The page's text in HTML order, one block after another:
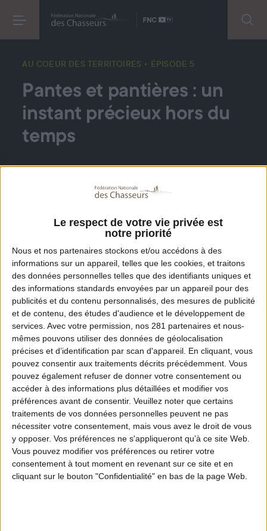
Le respect de votre vie privée est
notre priorité
Nous et nos partenaires stockons et/ou accédons à des
informations sur un appareil, telles que les cookies, et traitons
des données personnelles telles que des identifiants uniques et
des informations standards envoyées par un appareil pour des
publicités et du contenu personnalisés, des mesures de publicité
et de contenu, des études d'audience et le développement de
services. Avec votre permission, nos 281 partenaires et nous-
mêmes pouvons utiliser des données de géolocalisation
précises et d’identification par scan d'appareil. En cliquant, vous
pouvez consentir aux traitements décrits précédemment. Vous
pouvez également refuser de donner votre consentement ou
accéder à des informations plus détaillées et modifier vos
préférences avant de consentir. Veuillez noter que certains
traitements de vos données personnelles peuvent ne pas
nécessiter votre consentement, mais vous avez le droit de vous
y opposer. Vos préférences ne s'appliqueront qu’à ce site Web.
Vous pouvez modifier vos préférences ou retirer votre
consentement à tout moment en revenant sur ce site et en
cliquant sur le bouton "Confidentialité" en bas de la page Web.
AU COEUR DES TERRITOIRES • ÉPISODE 5
Pantes et pantières : un
instant précieux hors du
temps
Techniques 100% sélectives, collectives,
minutieuses et encadrées, pratiquées dans le
verticaux - et les pantes - chasse aux filets
horizontaux - reposent sur une connaissance
fine des migrations et du comportement des
palombes. Ignorant le progrès technique, les
mêmes codes se perpétuent génération après
génération : ici rien n'a changé depuis des siècle.
DANS LA MÊME PLAYLIST DÉCOUVREZ AUSSI
FRC AURA
ÉPISODE 1
Étude de la dispersion du chamois
🔥 AJOUT RÉCENT
ÉPISODE 2
En immersion avec les chasseurs
Haut-Alpins